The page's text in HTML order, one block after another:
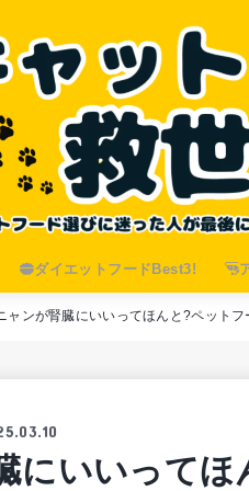
ダイエットフードBest3!
ャンが腎臓にいいってほんと?ペット
にいいってほ